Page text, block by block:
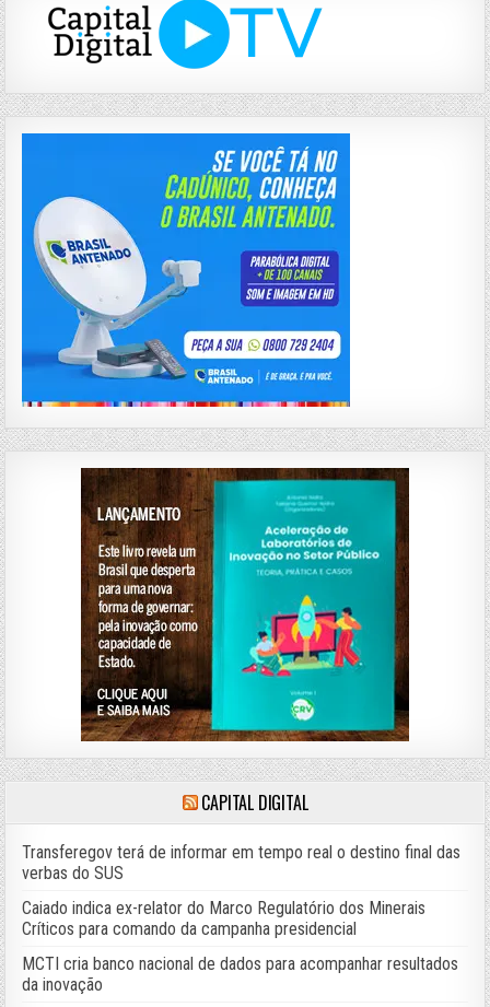
CAPITAL DIGITAL
Transferegov terá de informar em tempo real o destino final das
verbas do SUS
Caiado indica ex-relator do Marco Regulatório dos Minerais
Críticos para comando da campanha presidencial
MCTI cria banco nacional de dados para acompanhar resultados
da inovação